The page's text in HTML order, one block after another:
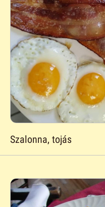
Szalonna, tojás